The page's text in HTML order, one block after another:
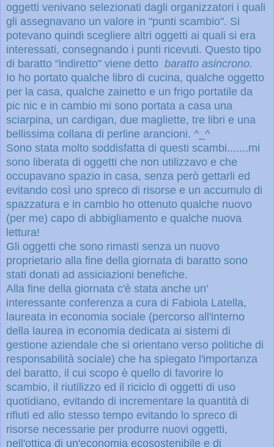
oggetti venivano selezionati dagli organizzatori i quali
gli assegnavano un valore in "punti scambio". Si
potevano quindi scegliere altri oggetti ai quali si era
interessati, consegnando i punti ricevuti. Questo tipo
di baratto "indiretto" viene detto baratto asincrono.
Io ho portato qualche libro di cucina, qualche oggetto
per la casa, qualche zainetto e un frigo portatile da
pic nic e in cambio mi sono portata a casa una
sciarpina, un cardigan, due magliette, tre libri e una
bellissima collana di perline arancioni. ^_^
Sono stata molto soddisfatta di questi scambi.......mi
sono liberata di oggetti che non utilizzavo e che
occupavano spazio in casa, senza però gettarli ed
evitando così uno spreco di risorse e un accumulo di
spazzatura e in cambio ho ottenuto qualche nuovo
(per me) capo di abbigliamento e qualche nuova
lettura!
Gli oggetti che sono rimasti senza un nuovo
proprietario alla fine della giornata di baratto sono
stati donati ad assiciazioni benefiche.
Alla fine della giornata c'è stata anche un'
interessante conferenza a cura di Fabiola Latella,
laureata in economia sociale (percorso all'interno
della laurea in economia dedicata ai sistemi di
gestione aziendale che si orientano verso politiche di
responsabilità sociale) che ha spiegato l'importanza
del baratto, il cui scopo è quello di favorire lo
scambio, il riutilizzo ed il riciclo di oggetti di uso
quotidiano, evitando di incrementare la quantità di
rifiuti ed allo stesso tempo evitando lo spreco di
risorse necessarie per produrre nuovi oggetti,
nell'ottica di un'economia ecosostenibile e di